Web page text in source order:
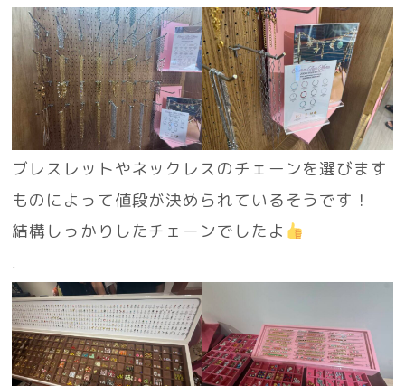
ブレスレットやネックレスのチェーンを選びます
ものによって値段が決められているそうです！
結構しっかりしたチェーンでしたよ
.